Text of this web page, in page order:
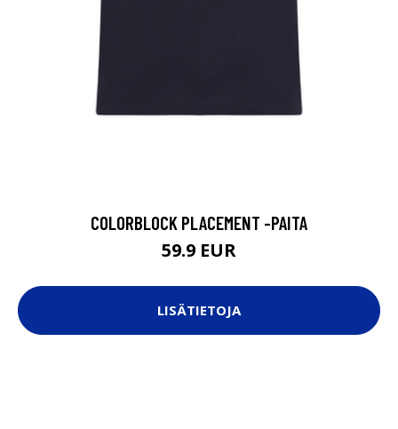
COLORBLOCK PLACEMENT -PAITA
59.9 EUR
LISÄTIETOJA